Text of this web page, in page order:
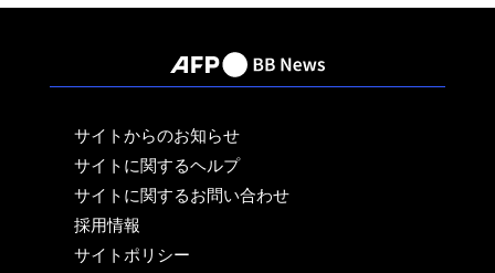
サイトからのお知らせ
サイトに関するヘルプ
サイトに関するお問い合わせ
採用情報
サイトポリシー